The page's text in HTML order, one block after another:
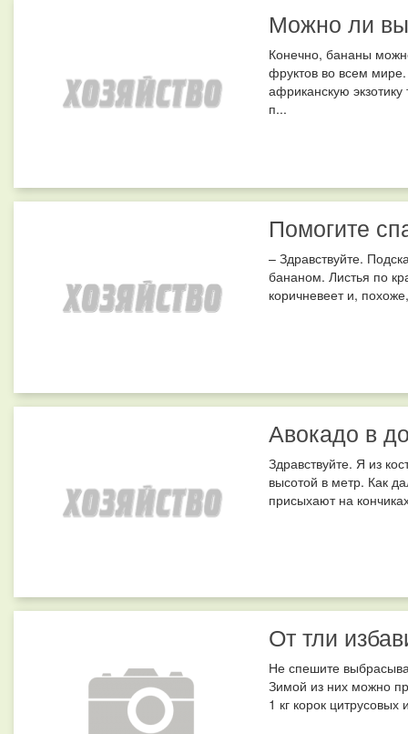
Можно ли
Конечно, бананы
фруктов во всем
африканскую
п...
Помогите
– Здравствуйте.
бананом. Листья по
коричневеет и,
Авокадо в
Здравствуйте. Я из
высотой в метр. Как
присыхают на
От тли
Не спешите
Зимой из них можно
1 кг корок